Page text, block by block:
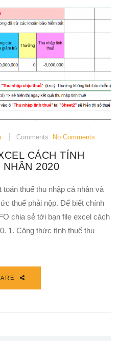
Comments: No Comments
CÁCH TÍNH
NHÂN 2020
thuế thu nhập cá nhân và
thuế phải nộp. Để biết chính
chia sẻ tới bạn file excel cách
1. Công thức tính thuế thu